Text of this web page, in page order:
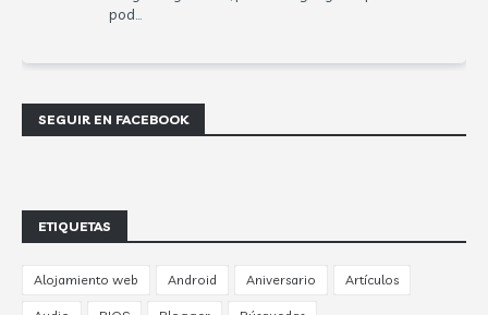
pod...
SEGUIR EN FACEBOOK
ETIQUETAS
Alojamiento web Android Aniversario Artículos